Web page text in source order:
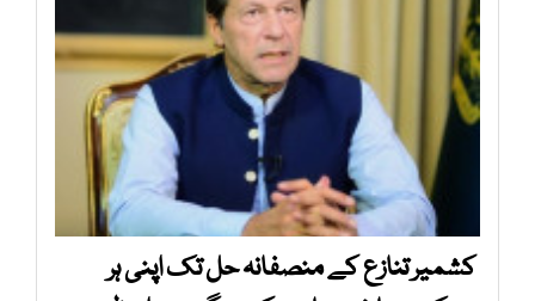
کشمیر تنازع کے منصفانہ حل تک اپنی ہر